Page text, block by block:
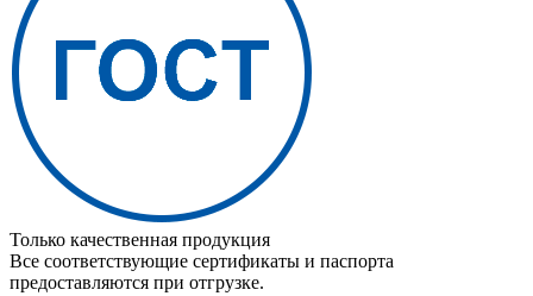
Только качественная продукция
Все соответствующие сертификаты и паспорта
предоставляются при отгрузке.